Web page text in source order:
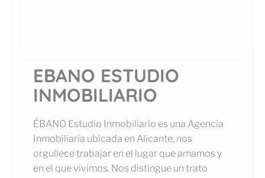
EBANO ESTUDIO
INMOBILIARIO
ÉBANO Estudio Inmobiliario es una Agencia
Inmobiliaria ubicada en Alicante, nos
orgullece trabajar en el lugar que amamos y
en el que vivimos. Nos distingue un trato